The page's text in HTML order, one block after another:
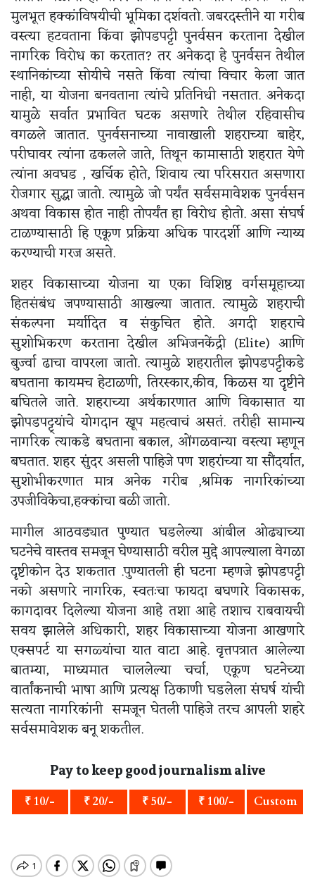
मुलभूत हक्कांविषयीची भूमिका दर्शवतो. जबरदस्तीने या गरीब
वस्त्या हटवताना किंवा झोपडपट्टी पुनर्वसन करताना देखील
नागरिक विरोध का करतात? तर अनेकदा हे पुनर्वसन तेथील
स्थानिकांच्या सोयीचे नसते किंवा त्यांचा विचार केला जात
नाही, या योजना बनवताना त्यांचे प्रतिनिधी नसतात. अनेकदा
यामुळे सर्वात प्रभावित घटक असणारे तेथील रहिवासीच
वगळले जातात. पुनर्वसनाच्या नावाखाली शहराच्या बाहेर,
परीघावर त्यांना ढकलले जाते, तिथून कामासाठी शहरात येणे
त्यांना अवघड , खर्चिक होते, शिवाय त्या परिसरात असणारा
रोजगार सुद्धा जातो. त्यामुळे जो पर्यंत सर्वसमावेशक पुनर्वसन
अथवा विकास होत नाही तोपर्यंत हा विरोध होतो. असा संघर्ष
टाळण्यासाठी हि एकूण प्रक्रिया अधिक पारदर्शी आणि न्याय्य
करण्याची गरज असते.
शहर विकासाच्या योजना या एका विशिष्ठ वर्गसमूहाच्या
हितसंबंध जपण्यासाठी आखल्या जातात. त्यामुळे शहराची
संकल्पना मर्यादित व संकुचित होते. अगदी शहराचे
सुशोभिकरण करताना देखील अभिजनकेंद्री (Elite) आणि
बुर्ज्वा ढाचा वापरला जातो. त्यामुळे शहरातील झोपडपट्टीकडे
बघताना कायमच हेटाळणी, तिरस्कार,कीव, किळस या दृष्टीने
बघितले जाते. शहराच्या अर्थकारणात आणि विकासात या
झोपडपट्ट्यांचे योगदान खूप महत्वाचं असतं. तरीही सामान्य
नागरिक त्याकडे बघताना बकाल, ओंगळवान्या वस्त्या म्हणून
बघतात. शहर सुंदर असली पाहिजे पण शहरांच्या या सौंदर्यात,
सुशोभीकरणात मात्र अनेक गरीब ,श्रमिक नागरिकांच्या
उपजीविकेचा,हक्कांचा बळी जातो.
मागील आठवड्यात पुण्यात घडलेल्या आंबील ओढ्याच्या
घटनेचे वास्तव समजून घेण्यासाठी वरील मुद्दे आपल्याला वेगळा
दृष्टीकोन देउ शकतात .पुण्यातली ही घटना म्हणजे झोपडपट्टी
नको असणारे नागरिक, स्वतःचा फायदा बघणारे विकासक,
कागदावर दिलेल्या योजना आहे तशा आहे तशाच राबवायची
सवय झालेले अधिकारी, शहर विकासाच्या योजना आखणारे
एक्सपर्ट या सगळ्यांचा यात वाटा आहे. वृत्तपत्रात आलेल्या
बातम्या, माध्यमात चाललेल्या चर्चा, एकूण घटनेच्या
वार्तांकनाची भाषा आणि प्रत्यक्ष ठिकाणी घडलेला संघर्ष यांची
सत्यता नागरिकांनी समजून घेतली पाहिजे तरच आपली शहरे
सर्वसमावेशक बनू शकतील.
Pay to keep good journalism alive
₹ 10/- ₹ 20/- ₹ 50/- ₹ 100/- Custom